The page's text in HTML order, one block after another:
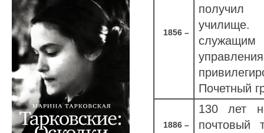
1856 –
получил
училище.
служащим
Почетный
1886 –
130 лет
почтовый